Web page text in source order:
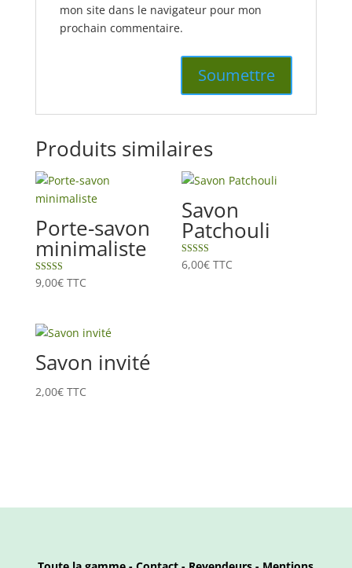
mon site dans le navigateur pour mon
prochain commentaire.
Produits similaires
Porte-savon
minimaliste
Note
5.00
9,00€ TTC
Savon
Patchouli
Note
5.00
6,00€ TTC
Savon invité
2,00€ TTC